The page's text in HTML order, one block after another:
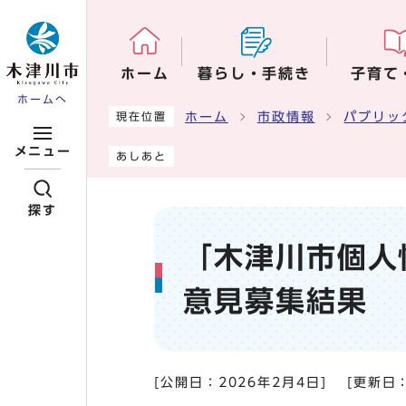
ホームへ
メニュー
探す
ホーム 暮らし・手続き 子育て
ここから本文です
現在位置 ホーム 市政情報 パブリッ
あしあと
「木津川市個
意見募集結果
[公開日： 2026年2月4日 [更新日